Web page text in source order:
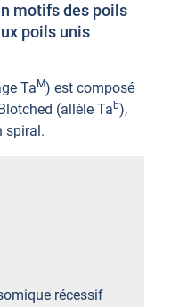
motifs des poils
poils unis
Ta M) est composé
(allèle Tab),
spiral.
récessif